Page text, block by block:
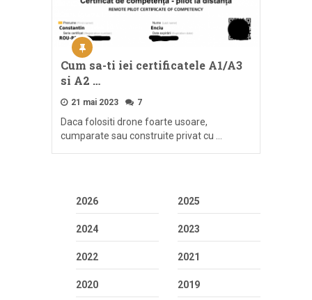
Cum sa-ti iei certificatele A1/A3
si A2 …
21 mai 2023 7
Daca folositi drone foarte usoare,
cumparate sau construite privat cu …
2026 2025
2024 2023
2022 2021
2020 2019